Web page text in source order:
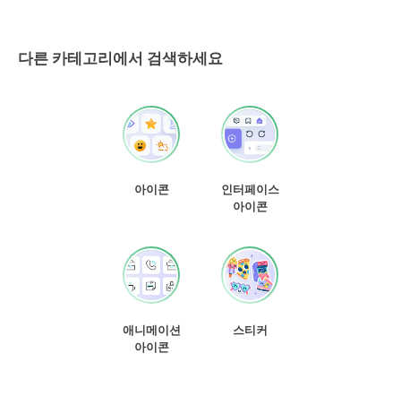
다른 카테고리에서 검색하세요
아이콘
인터페이스
아이콘
애니메이션
아이콘
스티커